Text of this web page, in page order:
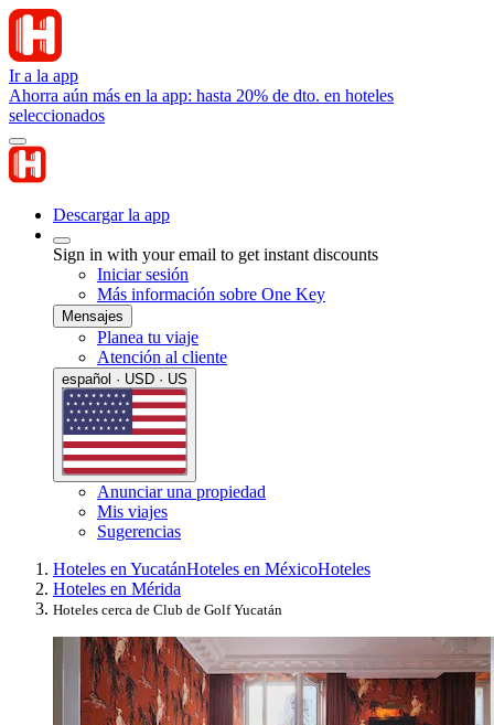
Ir a la app
Ahorra aún más en la app: hasta 20% de dto. en hoteles
seleccionados
Descargar la app
Sign in with your email to get instant discounts
Iniciar sesión
Más información sobre One Key
Mensajes
Planea tu viaje
Atención al cliente
español · USD · US
Anunciar una propiedad
Mis viajes
Sugerencias
Hoteles en YucatánHoteles en MéxicoHoteles
Hoteles en Mérida
Hoteles cerca de Club de Golf Yucatán